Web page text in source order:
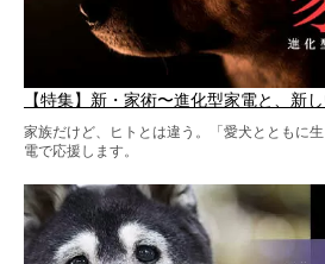
【特集】新・家術〜進化型家電と、新
家族だけど、ヒトとは違う。「愛犬とともに
電で応援します。